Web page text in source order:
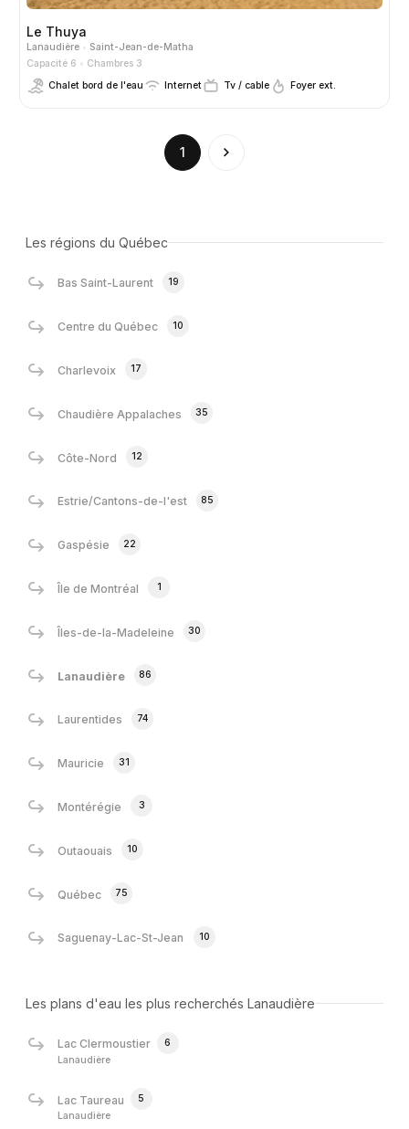
Le Thuya
Lanaudière
Saint-Jean-de-Matha
Capacité 6
Chambres 3
Chalet bord de l'eau
Internet Tv / cable Foyer ext.
1
(current)
Les régions du Québec
Bas Saint-Laurent 19
Centre du Québec 10
Charlevoix 17
Chaudière Appalaches 35
Côte-Nord 12
Estrie/Cantons-de-l'est 85
Gaspésie 22
Île de Montréal 1
Îles-de-la-Madeleine 30
Lanaudière 86
Laurentides 74
Mauricie 31
Montérégie 3
Outaouais 10
Québec 75
Saguenay-Lac-St-Jean 10
Les plans d'eau les plus recherchés Lanaudière
Lac Clermoustier
6
Lanaudière
Lac Taureau
5
Lanaudière